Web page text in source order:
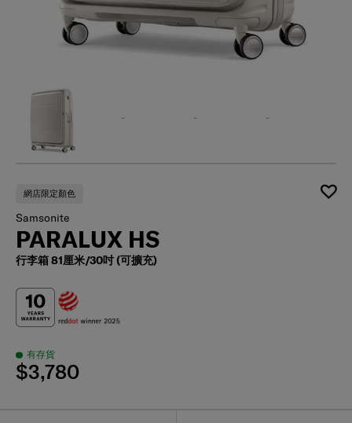
網店限定顏色
Samsonite
PARALUX HS
行李箱 81厘米/30吋 (可擴充)
有存貨
$3,780